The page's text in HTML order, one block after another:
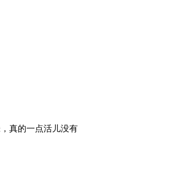
真的一点活儿没有